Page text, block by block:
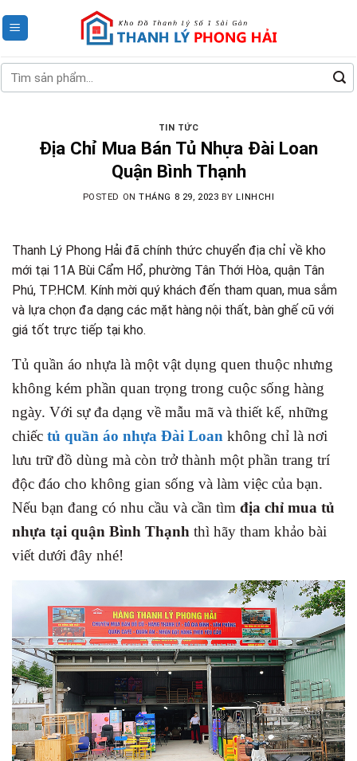
to
Tìm
kiếm:
TIN TỨC
Địa Chỉ Mua Bán Tủ Nhựa Đài Loan
Quận Bình Thạnh
POSTED ONTHÁNG 8 29, 2023 BYLINHCHI
Thanh Lý Phong Hải đã chính thức chuyển địa chỉ về kho
mới tại 11A Bùi Cẩm Hổ, phường Tân Thới Hòa, quận Tân
Phú, TP.HCM. Kính mời quý khách đến tham quan, mua sắm
và lựa chọn đa dạng các mặt hàng nội thất, bàn ghế cũ với
giá tốt trực tiếp tại kho.
Tủ quần áo nhựa là một vật dụng quen thuộc nhưng
không kém phần quan trọng trong cuộc sống hàng
ngày. Với sự đa dạng về mẫu mã và thiết kế, những
chiếc tủ quần áo nhựa Đài Loan không chỉ là nơi
lưu trữ đồ dùng mà còn trở thành một phần trang trí
độc đáo cho không gian sống và làm việc của bạn.
Nếu bạn đang có nhu cầu và cần tìm địa chỉ mua tủ
nhựa tại quận Bình Thạnh thì hãy tham khảo bài
viết dưới đây nhé!